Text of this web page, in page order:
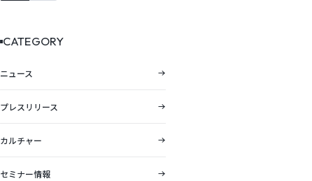
CATEGORY
ニュース
プレスリリース
カルチャー
セミナー情報